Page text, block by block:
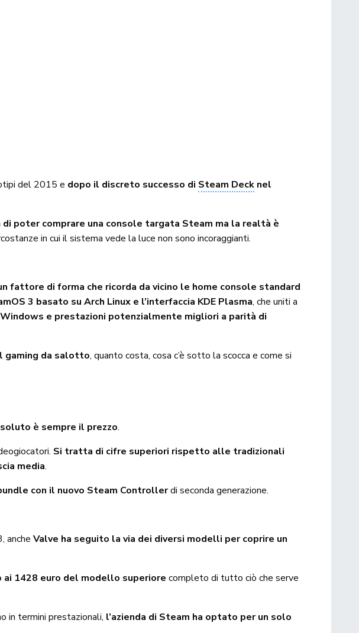
del 2015 e dopo il discreto successo di Steam Deck nel
poter comprare una console targata Steam ma la realtà è
in cui il sistema vede la luce non sono incoraggianti.
fattore di forma che ricorda da vicino le home console standard
3 basato su Arch Linux e l’interfaccia KDE Plasma, che uniti a
e prestazioni potenzialmente migliori a parità di
gaming da salotto, quanto costa, cosa c’è sotto la scocca e come si
è sempre il prezzo.
Si tratta di cifre superiori rispetto alle tradizionali
media.
con il nuovo Steam Controllerdi seconda generazione.
ancheValve ha seguito la via dei diversi modelli per coprire un
ai 1428 euro del modello superiore completo di tutto ciò che serve
in termini prestazionali, l’azienda di Steam ha optato per un solo